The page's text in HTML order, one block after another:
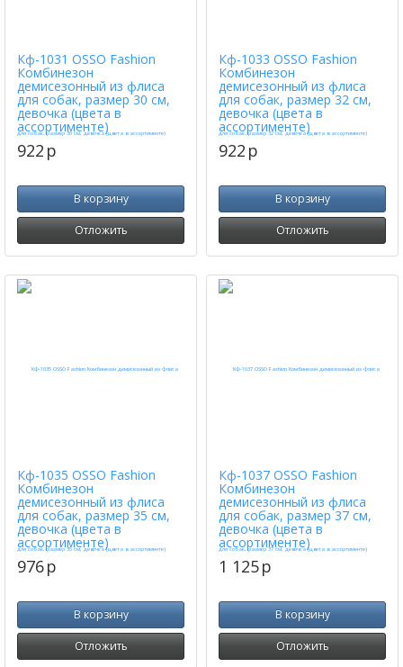
Кф-1031 OSSO Fashion
Комбинезон
демисезонный из флиса
для собак, размер 30 см,
девочка (цвета в
ассортименте)
922 p
В корзину
Отложить
Кф-1033 OSSO Fashion
Комбинезон
демисезонный из флиса
для собак, размер 32 см,
девочка (цвета в
ассортименте)
922 p
В корзину
Отложить
Кф-1035 OSSO Fashion
Комбинезон
демисезонный из флиса
для собак, размер 35 см,
девочка (цвета в
ассортименте)
976p
В корзину
Отложить
Кф-1037 OSSO Fashion
Комбинезон
демисезонный из флиса
для собак, размер 37 см,
девочка (цвета в
ассортименте)
1 125p
В корзину
Отложить